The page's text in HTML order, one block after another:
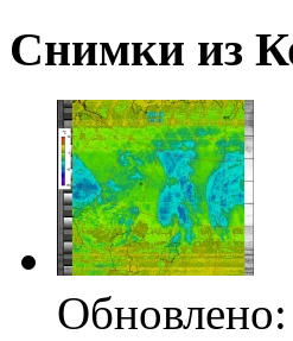
Снимки из
Обновлено: